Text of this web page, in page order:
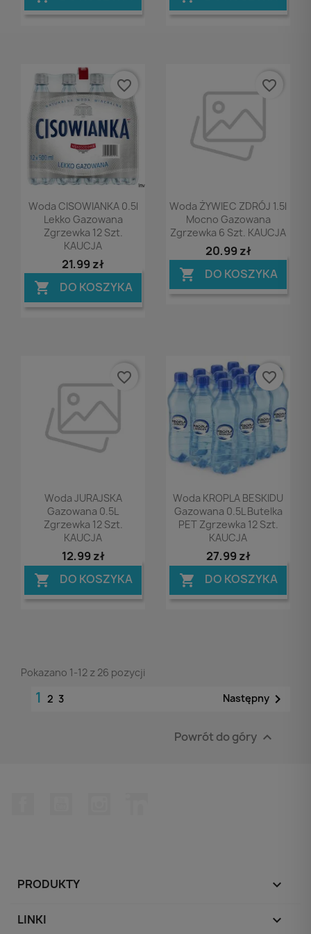
Podgląd
Woda CISOWIANKA 0.5l
Lekko Gazowana
Zgrzewka 12 Szt.
KAUCJA
21,99 zł
 DO KOSZYKA
favorite_border
Podgląd
Woda ŻYWIEC ZDRÓJ 1.5l
Mocno Gazowana
Zgrzewka 6 Szt. KAUCJA
20,99 zł
 DO KOSZYKA
favorite_border
Podgląd
Woda JURAJSKA
Gazowana 0.5L
Zgrzewka 12 Szt.
KAUCJA
12,99 zł
 DO KOSZYKA
favorite_border
Podgląd
Woda KROPLA BESKIDU
Gazowana 0.5L Butelka
PET Zgrzewka 12 Szt.
KAUCJA
27,99 zł
 DO KOSZYKA
favorite_border
Pokazano 1-12 z 26 pozycji
1 2 3 Następny 
Powrót do góry 
PRODUKTY 
LINKI 